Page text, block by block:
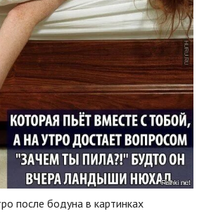
после бодуна в картинках